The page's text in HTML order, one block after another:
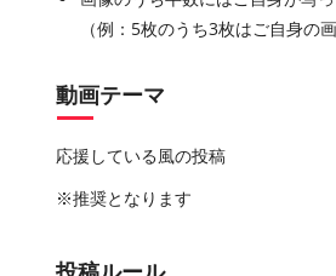
（例：5枚のうち3枚はご自身の画
動画テーマ
応援している風の投稿
※推奨となります